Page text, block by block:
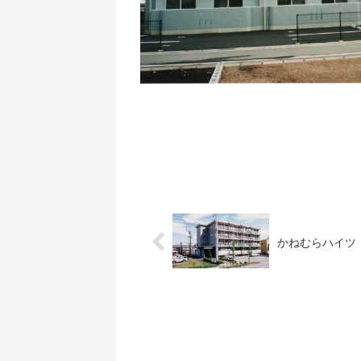
かねむらハイツ